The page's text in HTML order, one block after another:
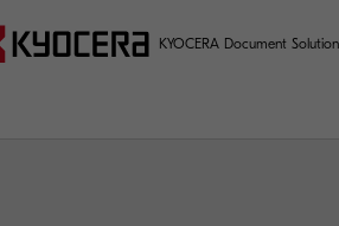
KYOCERA Document